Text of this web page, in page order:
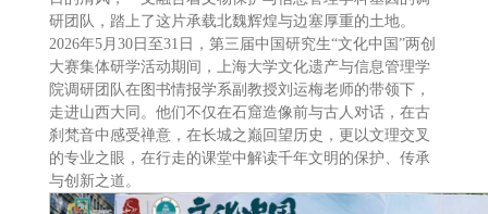
研团队，踏上了这片承载北魏辉煌与边塞厚重的土地。
2026年5月30日至31日，第三届中国研究生“文化中国”两创
大赛集体研学活动期间，上海大学文化遗产与信息管理学
院调研团队在图书情报学系副教授刘运梅老师的带领下，
走进山西大同。他们不仅在石窟造像前与古人对话，在古
刹梵音中感受禅意，在长城之巅回望历史，更以文理交叉
的专业之眼，在行走的课堂中解读千年文明的保护、传承
与创新之道。